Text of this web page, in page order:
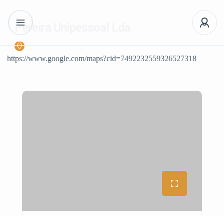
Pereira Unipessoal Lda
https://www.google.com/maps?cid=7492232559326527318